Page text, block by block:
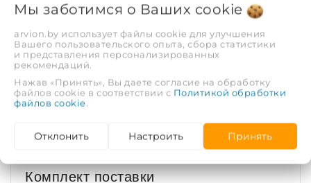
препятствуют замерзанию теплоносителя в течение
заданного времени. Экологически чистый материал,
безопасен при работе, не требует средств
персональной защиты.
Основные технические
Комплект поставки
Мы заботимся о Ваших cookie
arvion.by использует файлы cookie для улучшения
Вашего пользовательского опыта, сбора статистики
и представления персонализированных
рекомендаций.
Нажав «Принять», Вы даете согласие на обработку
файлов cookie в соответствии с Политикой обработки
файлов cookie
Отклонить Настроить Принять